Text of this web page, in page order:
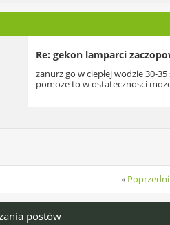
Re: gekon lamparci
zanurz go w ciepłej wodzie 30-
pomoze to w ostatecznosci
«
postów